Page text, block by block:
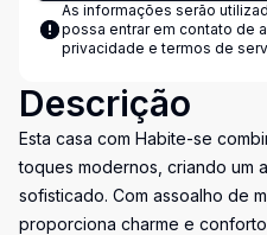
As informações serão
possa entrar em contato de
privacidade e termos de
Descrição
Esta casa com Habite-se
toques modernos, criando um
sofisticado. Com assoalho de
proporciona charme e